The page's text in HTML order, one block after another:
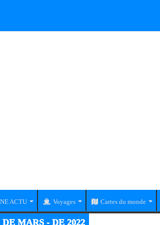
ACTU Voyages Cartes du monde
MARS - DE 2022